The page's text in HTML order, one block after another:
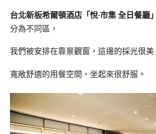
台北新板希爾頓酒店「悅∙市集 全日餐廳
分為不同區，
我們被安排在靠景觀窗，這邊的採光很美
寬敞舒適的用餐空間，坐起來很舒服。